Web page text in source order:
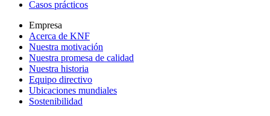
Casos prácticos
Empresa
Acerca de KNF
Nuestra motivación
Nuestra promesa de calidad
Nuestra historia
Equipo directivo
Ubicaciones mundiales
Sostenibilidad